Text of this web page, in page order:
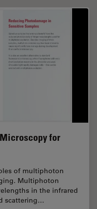
for
of multiphoton
Multiphoton
in the infrared
scattering…